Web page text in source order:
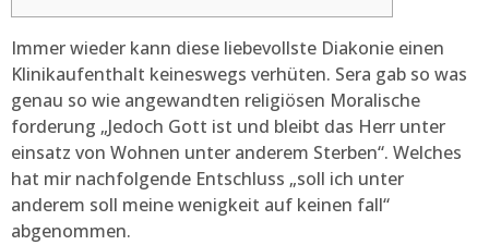
Immer wieder kann diese liebevollste Diakonie einen
Klinikaufenthalt keineswegs verhüten. Sera gab so was
genau so wie angewandten religiösen Moralische
forderung „Jedoch Gott ist und bleibt das Herr unter
einsatz von Wohnen unter anderem Sterben“. Welches
hat mir nachfolgende Entschluss „soll ich unter
anderem soll meine wenigkeit auf keinen fall“
abgenommen.